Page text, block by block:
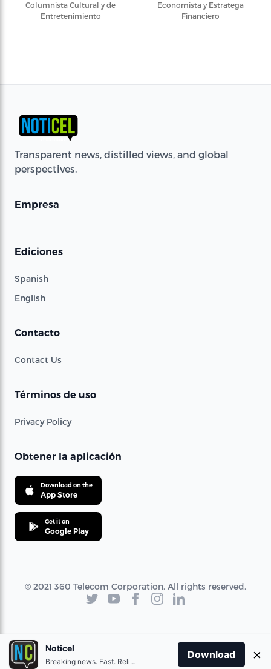
Columnista Cultural y de
Entretenimiento
Economista y Estratega
Financiero
Transparent news, distilled views, and global
perspectives.
Empresa
Ediciones
Spanish
English
Contacto
Contact Us
Términos de uso
Privacy Policy
Obtener la aplicación
Download on the
App Store
Get it on
Google Play
© 2021 360 Telecom Corporation. All rights reserved.
Noticel
Breaking news. Fast. Reliable.
Download ×